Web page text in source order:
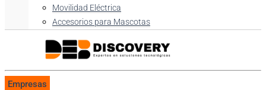
Movilidad Eléctrica
Accesorios para Mascotas
Empresas